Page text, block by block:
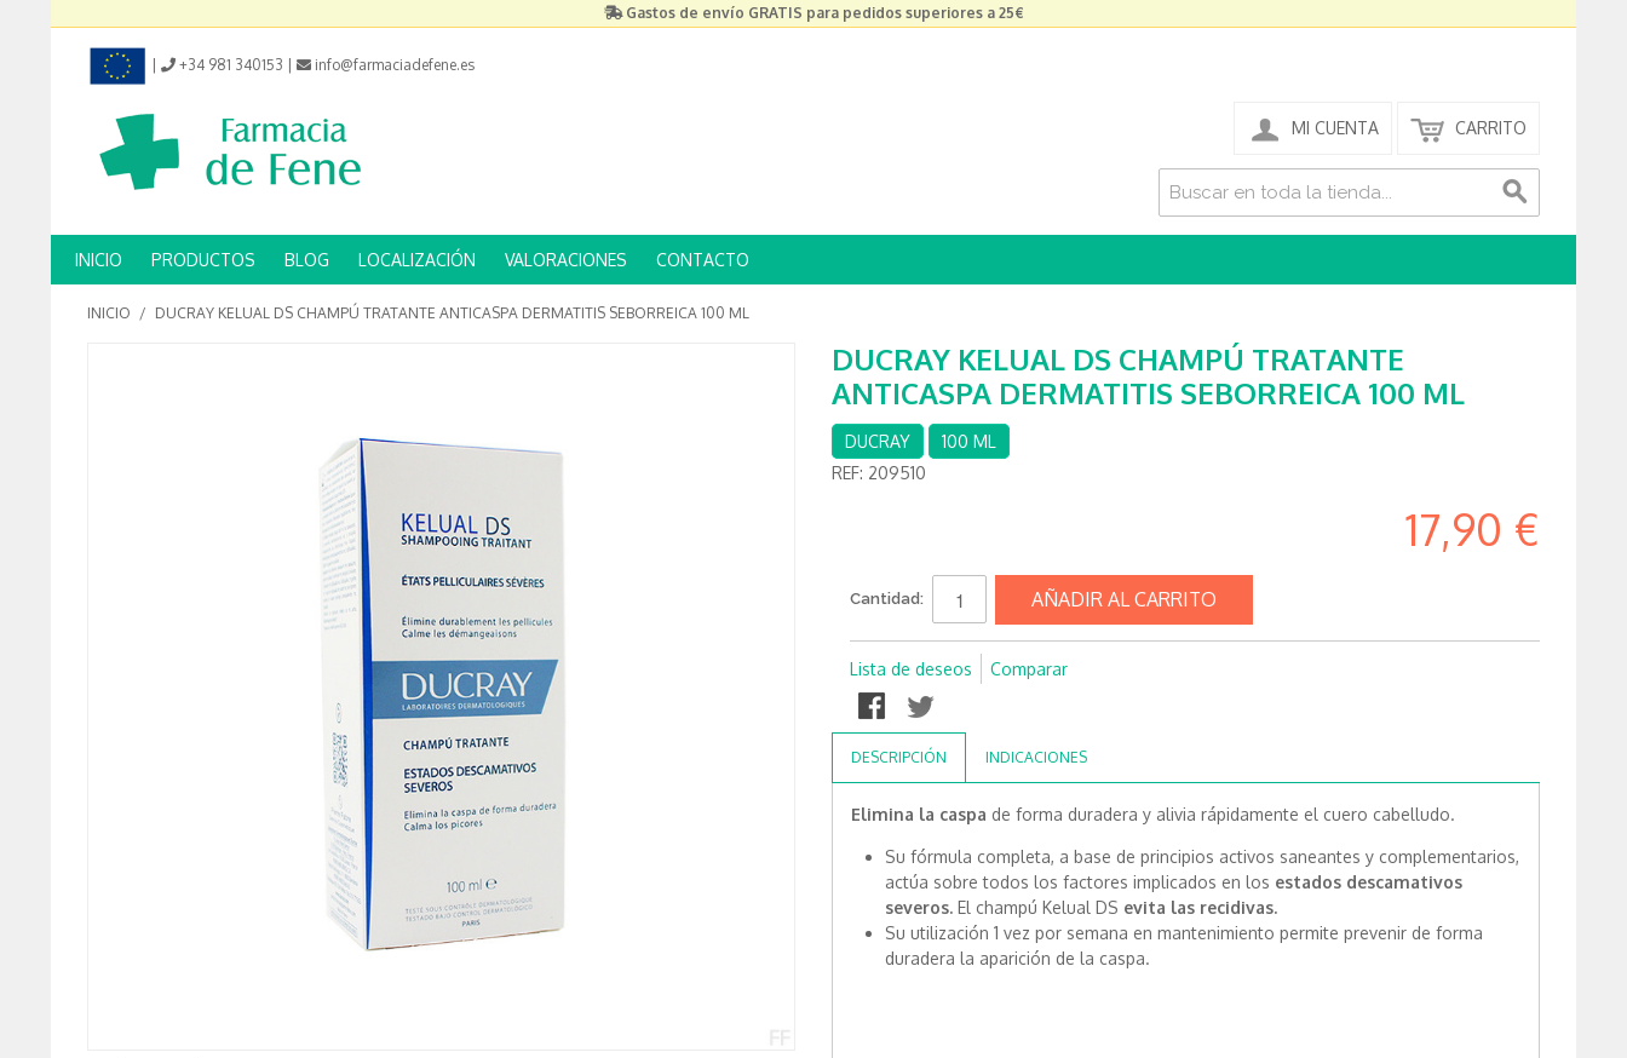
Gastos de envío GRATIS para pedidos superiores a 25€
+34 981 340153 info@farmaciadefene.es
MI CUENTA CARRITO
INICIO PRODUCTOS BLOG LOCALIZACIÓN VALORACIONES CONTACTO
INICIO / DUCRAY KELUAL DS CHAMPÚ TRATANTE ANTICASPA DERMATITIS SEBORREICA 100 ML
DUCRAY KELUAL DS CHAMPÚ TRATANTE
ANTICASPA DERMATITIS SEBORREICA 100 ML
DUCRAY
100 ML
REF: 209510
17,90 €
Cantidad: AÑADIR AL CARRITO
Lista de deseos Comparar
DESCRIPCIÓN INDICACIONES
Elimina la caspa de forma duradera y alivia rápidamente el cuero cabelludo.
Su fórmula completa, a base de principios activos saneantes y complementarios,
actúa sobre todos los factores implicados en los estados descamativos
severos. El champú Kelual DS evita las recidivas.
Su utilización 1 vez por semana en mantenimiento permite prevenir de forma
duradera la aparición de la caspa.